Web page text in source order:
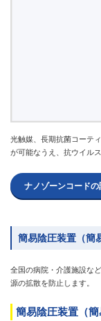
光触媒、長期抗菌コーテ
が可能なうえ、抗ウイル
ナノゾーンコードの
簡易陰圧装置（簡
全国の病院・介護施設な
源の拡散を防止します。
簡易陰圧装置（